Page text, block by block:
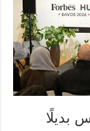
بديلًا